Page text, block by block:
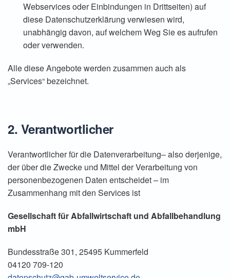
Webservices oder Einbindungen in Drittseiten) auf
diese Datenschutzerklärung verwiesen wird,
unabhängig davon, auf welchem Weg Sie es aufrufen
oder verwenden.
Alle diese Angebote werden zusammen auch als
„Services“ bezeichnet.
2. Verantwortlicher
Verantwortlicher für die Datenverarbeitung– also derjenige,
der über die Zwecke und Mittel der Verarbeitung von
personenbezogenen Daten entscheidet – im
Zusammenhang mit den Services ist
Gesellschaft für Abfallwirtschaft und Abfallbehandlung
mbH
Bundesstraße 301, 25495 Kummerfeld
04120 709-120